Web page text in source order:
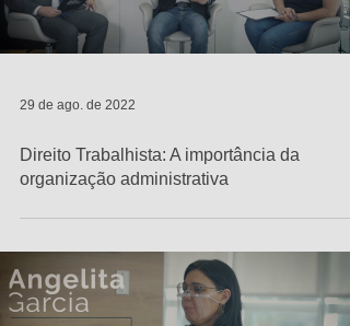
29 de ago. de 2022
Direito Trabalhista: A importância da
organização administrativa